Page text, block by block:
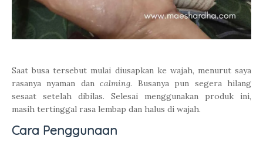
Saat busa tersebut mulai diusapkan ke wajah, menurut saya
rasanya nyaman dancalming. Busanya pun segera hilang
sesaat setelah dibilas. Selesai menggunakan produk ini,
masih tertinggal rasa lembap dan halus di wajah.
Cara Penggunaan